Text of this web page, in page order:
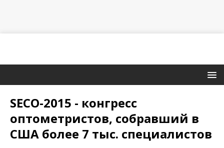
SECO-2015 - конгресс
оптометристов, собравший в
США более 7 тыс. специалистов